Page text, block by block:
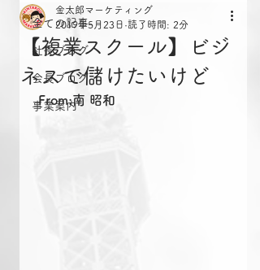
全ての記事
社長ブログ
会長ブログ
事業案内
【複業スクール】ビジ
ネスで儲けたいけど
金太郎マーケティング
2019年5月23日 読了時間: 2分
From:南 昭和